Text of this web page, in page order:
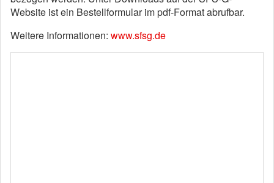
Website ist ein Bestellformular im pdf-Format abrufbar.
Weitere Informationen: www.sfsg.de